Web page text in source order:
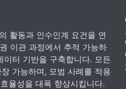
활동과 인수인계 요건을 연
이관 과정에서 추적 가능하
터 기반을 구축합니다. 모든
가능하며, 모범 사례를 적용
율성을 대폭 향상시킵니다.